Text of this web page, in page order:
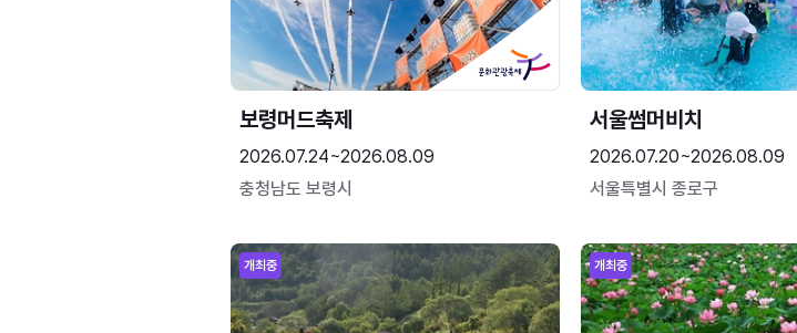
보령머드축제
2026.07.24~2026.08.09
충청남도 보령시
서울썸머비치
2026.07.20~2026.08.09
서울특별시 종로구
개최중 개최중